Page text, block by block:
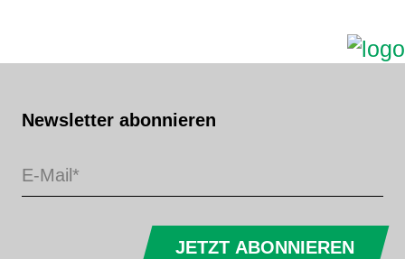
Newsletter abonnieren
JETZT ABONNIEREN